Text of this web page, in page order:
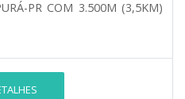
PR COM 3.500M (3,5KM)